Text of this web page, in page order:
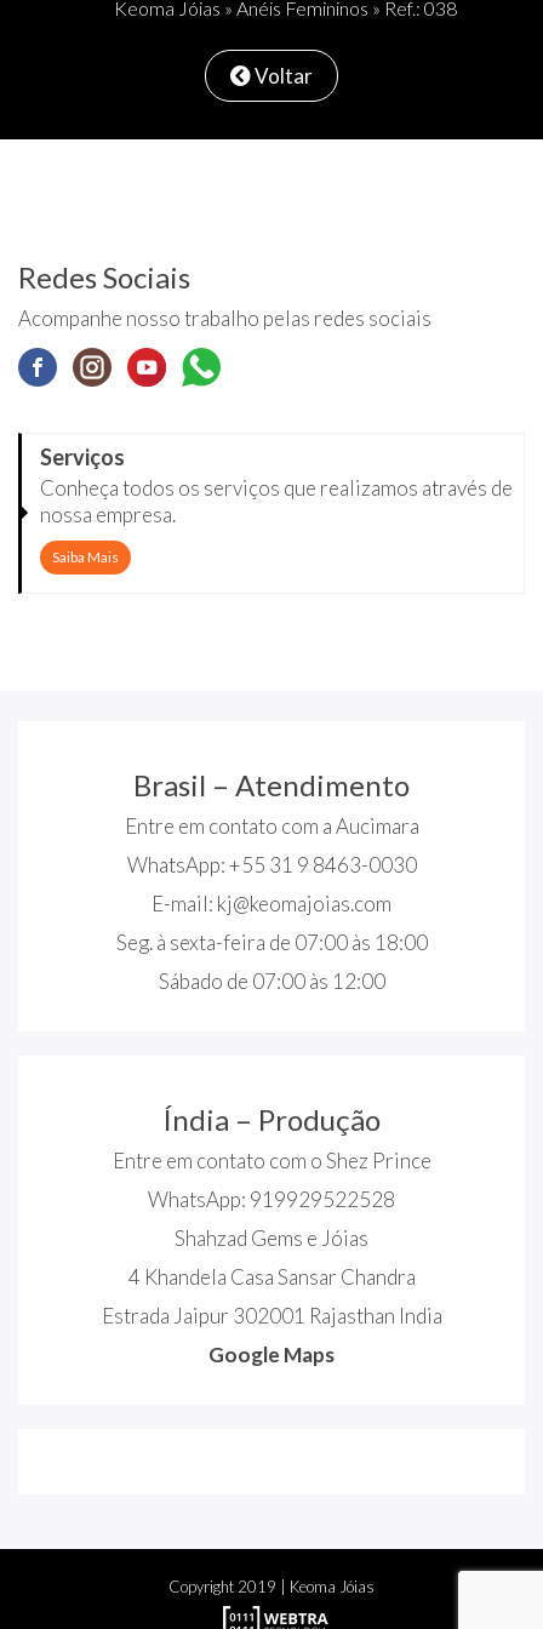
Keoma Jóias » Anéis Femininos » Ref.: 038
Voltar
Redes Sociais
Acompanhe nosso trabalho pelas redes sociais
Serviços
Conheça todos os serviços que realizamos através de
nossa empresa.
Saiba Mais
Brasil – Atendimento
Entre em contato com a Aucimara
WhatsApp: +55 31 9 8463-0030
E-mail: kj@keomajoias.com
Seg. à sexta-feira de 07:00 às 18:00
Sábado de 07:00 às 12:00
Índia – Produção
Entre em contato com o Shez Prince
WhatsApp: 919929522528
Shahzad Gems e Jóias
4 Khandela Casa Sansar Chandra
Estrada Jaipur 302001 Rajasthan India
Google Maps
Copyright 2019 | Keoma Jóias